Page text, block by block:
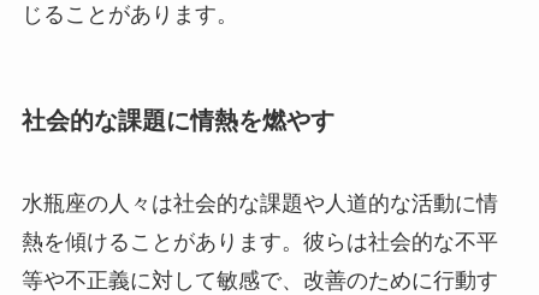
じることがあります。
社会的な課題に情熱を燃やす
水瓶座の人々は社会的な課題や人道的な活動に情
熱を傾けることがあります。彼らは社会的な不平
等や不正義に対して敏感で、改善のために行動す